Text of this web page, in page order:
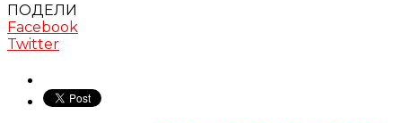
ПОДЕЛИ
Facebook
Twitter